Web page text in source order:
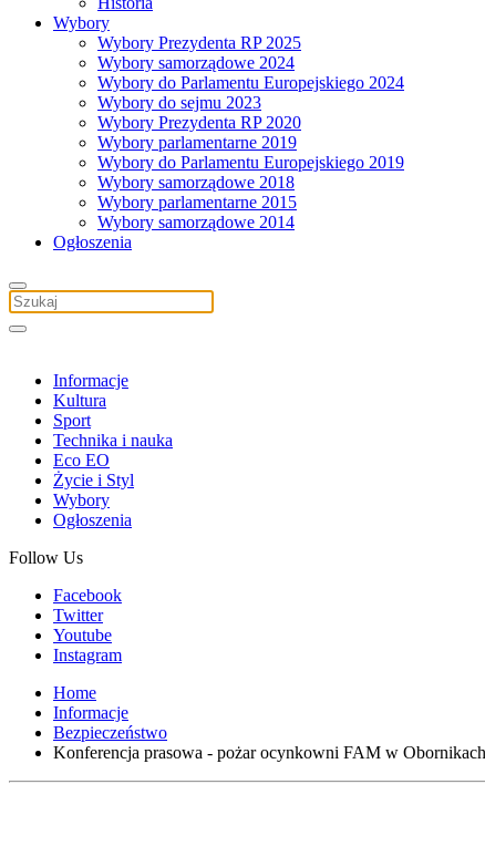
Wybory
Wybory Prezydenta RP 2025
Wybory samorządowe 2024
Wybory do Parlamentu Europejskiego 2024
Wybory do sejmu 2023
Wybory Prezydenta RP 2020
Wybory parlamentarne 2019
Wybory do Parlamentu Europejskiego 2019
Wybory samorządowe 2018
Wybory parlamentarne 2015
Wybory samorządowe 2014
Ogłoszenia
Informacje
Kultura
Sport
Technika i nauka
Eco EO
Życie i Styl
Wybory
Ogłoszenia
Follow Us
Facebook
Twitter
Youtube
Instagram
Home
Informacje
Bezpieczeństwo
Konferencja prasowa - pożar ocynkowni FAM w Obornikach